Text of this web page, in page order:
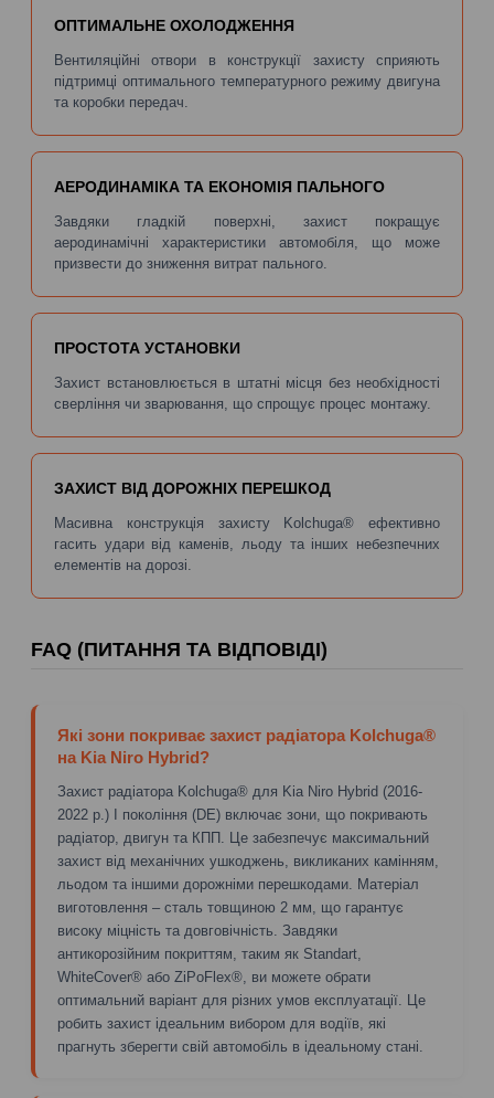
ОПТИМАЛЬНЕ ОХОЛОДЖЕННЯ
Вентиляційні отвори в конструкції захисту сприяють
підтримці оптимального температурного режиму двигуна
та коробки передач.
АЕРОДИНАМІКА ТА ЕКОНОМІЯ ПАЛЬНОГО
Завдяки гладкій поверхні, захист покращує
аеродинамічні характеристики автомобіля, що може
призвести до зниження витрат пального.
ПРОСТОТА УСТАНОВКИ
Захист встановлюється в штатні місця без необхідності
сверління чи зварювання, що спрощує процес монтажу.
ЗАХИСТ ВІД ДОРОЖНІХ ПЕРЕШКОД
Масивна конструкція захисту Kolchuga® ефективно
гасить удари від каменів, льоду та інших небезпечних
елементів на дорозі.
FAQ (ПИТАННЯ ТА ВІДПОВІДІ)
Які зони покриває захист радіатора Kolchuga®
на Kia Niro Hybrid?
Захист радіатора Kolchuga® для Kia Niro Hybrid (2016-
2022 р.) I покоління (DE) включає зони, що покривають
радіатор, двигун та КПП. Це забезпечує максимальний
захист від механічних ушкоджень, викликаних камінням,
льодом та іншими дорожніми перешкодами. Матеріал
виготовлення – сталь товщиною 2 мм, що гарантує
високу міцність та довговічність. Завдяки
антикорозійним покриттям, таким як Standart,
WhiteCover® або ZiPoFlex®, ви можете обрати
оптимальний варіант для різних умов експлуатації. Це
робить захист ідеальним вибором для водіїв, які
прагнуть зберегти свій автомобіль в ідеальному стані.